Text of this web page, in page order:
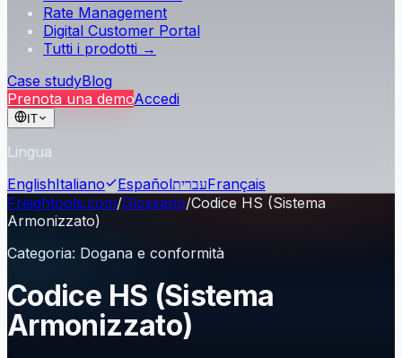
Rate Management
Digital Customer Portal
Tutti i prodotti →
Case studyBlog
Prenota una demoAccedi
IT
Lingua
EnglishItaliano EspañolעבריתFrançais
Freightools.com/Glossario/Codice HS (Sistema
Armonizzato)
Categoria: Dogana e conformità
Codice HS (Sistema
Armonizzato)